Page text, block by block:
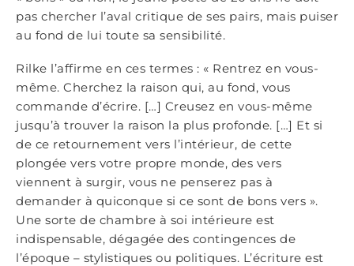
pas chercher l’aval critique de ses pairs, mais puiser
au fond de lui toute sa sensibilité.
Rilke l’affirme en ces termes : « Rentrez en vous-
même. Cherchez la raison qui, au fond, vous
commande d’écrire. […] Creusez en vous-même
jusqu’à trouver la raison la plus profonde. […] Et si
de ce retournement vers l’intérieur, de cette
plongée vers votre propre monde, des vers
viennent à surgir, vous ne penserez pas à
demander à quiconque si ce sont de bons vers ».
Une sorte de chambre à soi intérieure est
indispensable, dégagée des contingences de
l’époque – stylistiques ou politiques. L’écriture est